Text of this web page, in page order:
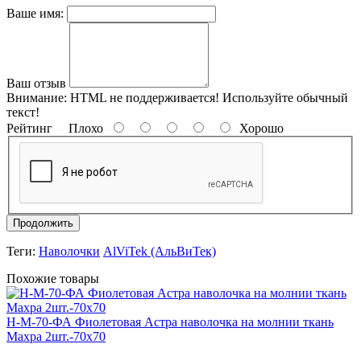
Ваше имя:
Ваш отзыв
Внимание: HTML не поддерживается! Используйте обычный
текст!
Рейтинг Плохо Хорошо
Продолжить
Теги: Наволочки AlViTek (АльВиТек)
Похожие товары
Н-М-70-ФА Фиолетовая Астра наволочка на молнии ткань
Махра 2шт.-70х70